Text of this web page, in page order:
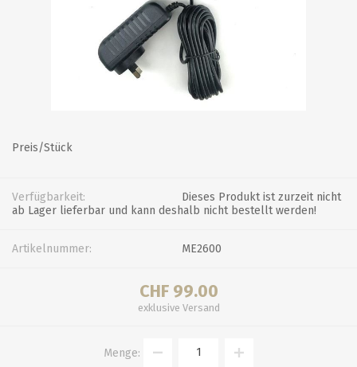
Preis/Stück
Verfügbarkeit:
Dieses Produkt ist zurzeit nicht
ab Lager lieferbar und kann deshalb nicht bestellt werden!
Artikelnummer: ME2600
CHF 99.00
exklusive Versand
Menge: